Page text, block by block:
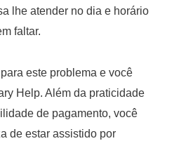
lhe atender no dia e horário
faltar.
este problema e você
Help. Além da praticidade
de pagamento, você
de estar assistido por